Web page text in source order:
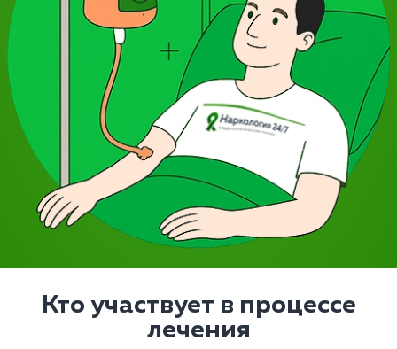
Кто участвует в процессе
лечения